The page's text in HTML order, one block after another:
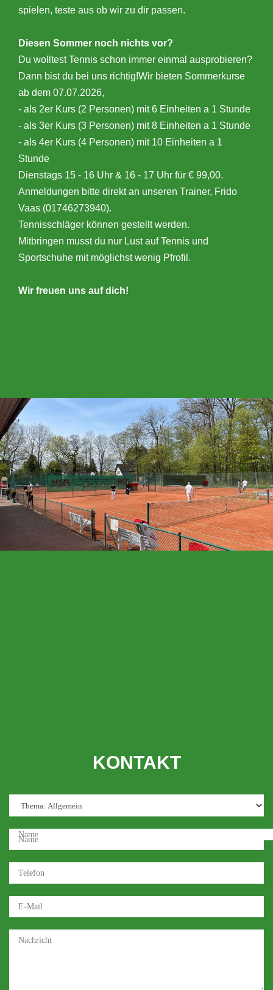
spielen, teste aus ob wir zu dir passen.
Diesen Sommer noch nichts vor?
Du wolltest Tennis schon immer einmal ausprobieren?
Dann bist du bei uns richtig!Wir bieten Sommerkurse
ab dem 07.07.2026,
- als 2er Kurs (2 Personen) mit 6 Einheiten a 1 Stunde
- als 3er Kurs (3 Personen) mit 8 Einheiten a 1 Stunde
- als 4er Kurs (4 Personen) mit 10 Einheiten a 1
Stunde
Dienstags 15 - 16 Uhr & 16 - 17 Uhr für € 99,00.
Anmeldungen bitte direkt an unseren Trainer, Frido
Vaas (01746273940).
Tennisschläger können gestellt werden.
Mitbringen musst du nur Lust auf Tennis und
Sportschuhe mit möglichst wenig Pfrofil.
Wir freuen uns auf dich!
KONTAKT